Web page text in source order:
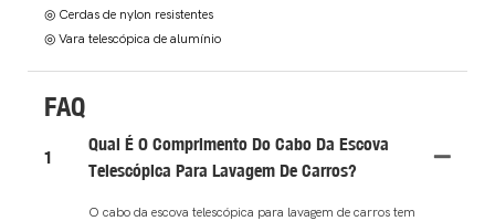
◎ Cerdas de nylon resistentes
◎ Vara telescópica de alumínio
FAQ
1
Qual É O Comprimento Do Cabo Da Escova
Telescópica Para Lavagem De Carros?
O cabo da escova telescópica para lavagem de carros tem